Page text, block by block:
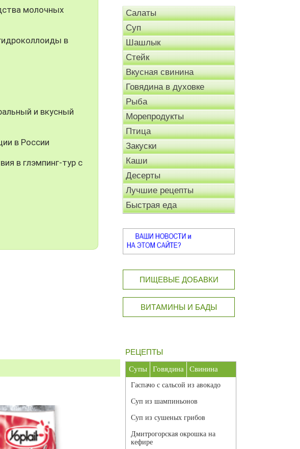
молочных
в
и вкусный
в России
в глэмпинг-тур с
Салаты
Суп
Шашлык
Стейк
Вкусная свинина
Говядина в духовке
Рыба
Морепродукты
Птица
Закуски
Каши
Десерты
Лучшие рецепты
Быстрая еда
ПИЩЕВЫЕ ДОБАВКИ
ВИТАМИНЫ И БАДЫ
РЕЦЕПТЫ
Супы Говядина Свинина
Гаспачо с сальсой из авокадо
Суп из шампиньонов
Суп из сушеных грибов
Дмитрогорская окрошка на
кефире